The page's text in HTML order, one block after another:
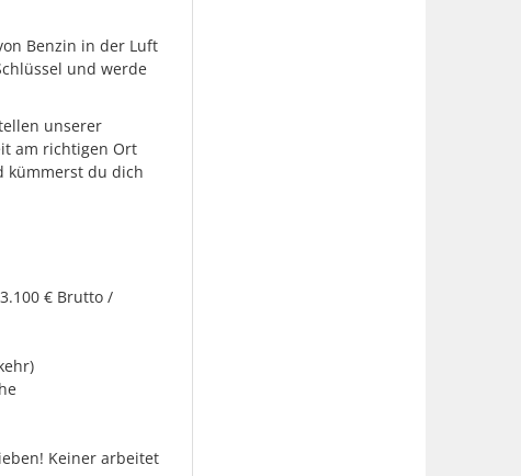
Benzin in der Luft
und werde
unserer
am richtigen Ort
kümmerst du dich
€ Brutto /
Keiner arbeitet